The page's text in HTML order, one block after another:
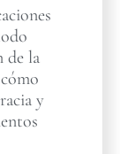
de la
y